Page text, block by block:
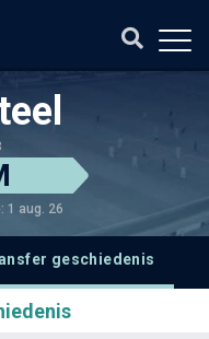
1 aug. 26
geschiedenis